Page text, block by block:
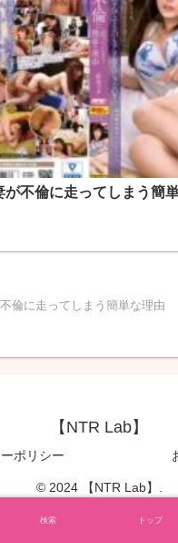
不倫に走ってしまう簡
倫に走ってしまう簡単な理由
【NTR Lab】
ポリシー
© 2024 【NTR Lab】.
検索 トップ